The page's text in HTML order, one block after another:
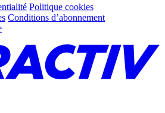
Politique cookies
Conditions d’abonnement